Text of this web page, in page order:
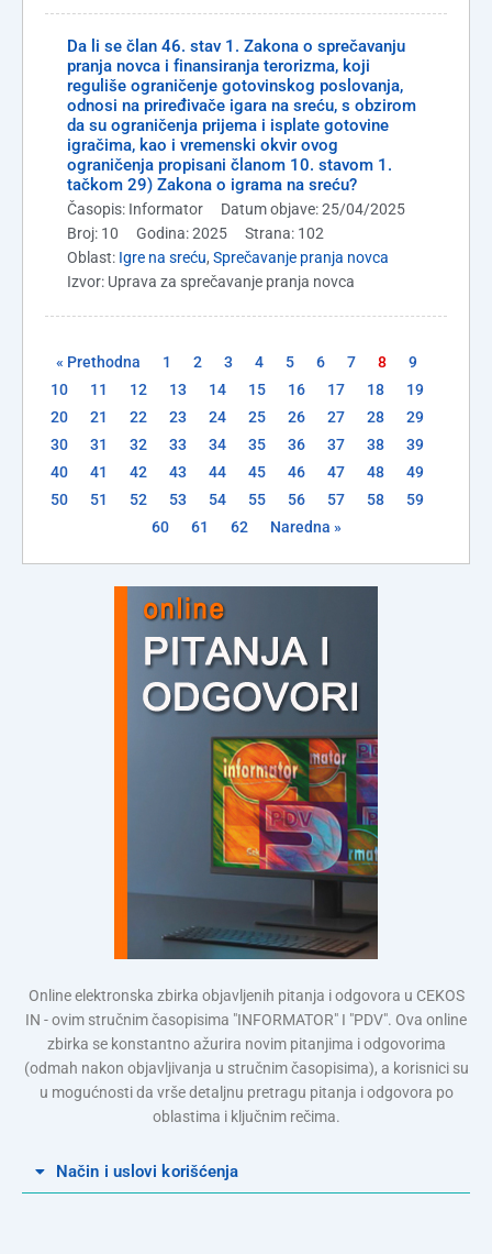
Online elektronska zbirka objavljenih pitanja i odgovora u CEKOS
IN - ovim stručnim časopisima "INFORMATOR" I "PDV". Ova online
zbirka se konstantno ažurira novim pitanjima i odgovorima
(odmah nakon objavljivanja u stručnim časopisima), a korisnici su
u mogućnosti da vrše detaljnu pretragu pitanja i odgovora po
oblastima i ključnim rečima.
Način i uslovi korišćenja
Da li se član 46. stav 1. Zakona o sprečavanju
pranja novca i finansiranja terorizma, koji
reguliše ograničenje gotovinskog poslovanja,
odnosi na priređivače igara na sreću, s obzirom
da su ograničenja prijema i isplate gotovine
igračima, kao i vremenski okvir ovog
ograničenja propisani članom 10. stavom 1.
tačkom 29) Zakona o igrama na sreću?
Časopis: Informator
Datum objave: 25/04/2025
Broj: 10
Godina: 2025
Strana: 102
Oblast: Igre na sreću, Sprečavanje pranja novca
Izvor: Uprava za sprečavanje pranja novca
« Prethodna 1 2 3 4 5 6 7 8
9
10
11 12 13 14 15 16 17 18
19
20
21 22 23 24 25 26 27 28
29
30
31 32 33 34 35 36 37 38
39
40
41 42 43 44 45 46 47 48
49
50
51 52 53 54 55 56 57 58
59
60
61 62 Naredna »